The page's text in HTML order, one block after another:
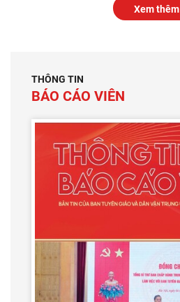
Xem thêm
THÔNG TIN
BÁO CÁO VIÊN